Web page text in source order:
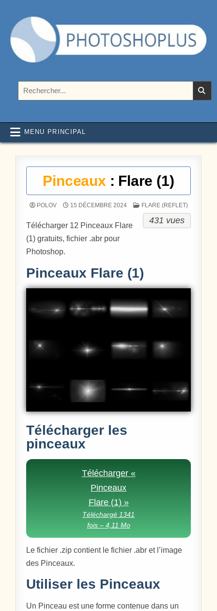
Photoshoplus
MENU PRINCIPAL
Pinceaux : Flare (1)
POLOV 15 DÉCEMBRE 2024 POSTÉ DANS
FLARE (REFLET)
431 vues
Télécharger 12 Pinceaux Flare
(1) gratuits, fichier .abr pour
Photoshop.
Pinceaux Flare (1)
Télécharger les
pinceaux
Télécharger «
Pinceaux
Flare (1) »
Téléchargé 1341
fois – 4,11 Mo
Le fichier .zip contient le fichier .abr et l’image
des Pinceaux.
Utiliser les Pinceaux
Un Pinceau est une forme contenue dans un